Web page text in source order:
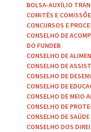
BOLSA-AUXÍLIO
COMITÊS E
CONCURSOS E
CONSELHO DE
DO FUNDEB
CONSELHO DE
CONSELHO DE
CONSELHO DE
CONSELHO DE
CONSELHO DE MEIO
CONSELHO DE
CONSELHO DE SAÚDE
CONSELHO DOS